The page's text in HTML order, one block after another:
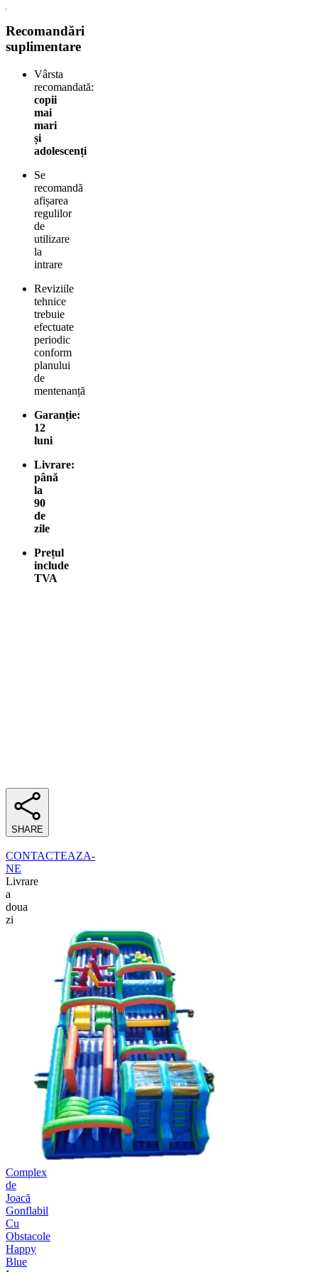
Recomandări
suplimentare
Vârsta
recomandată:
copii
mai
mari
și
adolescenți
Se
recomandă
afișarea
regulilor
de
utilizare
la
intrare
Reviziile
tehnice
trebuie
efectuate
periodic
conform
planului
de
mentenanță
Garanție:
12
luni
Livrare:
până
la
90
de
zile
Prețul
include
TVA
SHARE
CONTACTEAZA-
NE
Livrare
a
doua
zi
Complex
de
Joacă
Gonflabil
Cu
Obstacole
Happy
Blue